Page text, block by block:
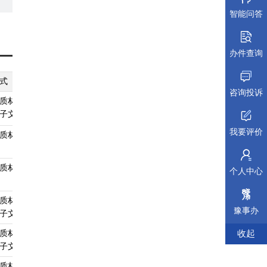
机
材料、
文件
材料 查看依据
材料 查看依据
材料、
文件
材料、
文件
查看依据
智能问答
办件查询
咨询投诉
我要评价
个人中心
豫事办
收起